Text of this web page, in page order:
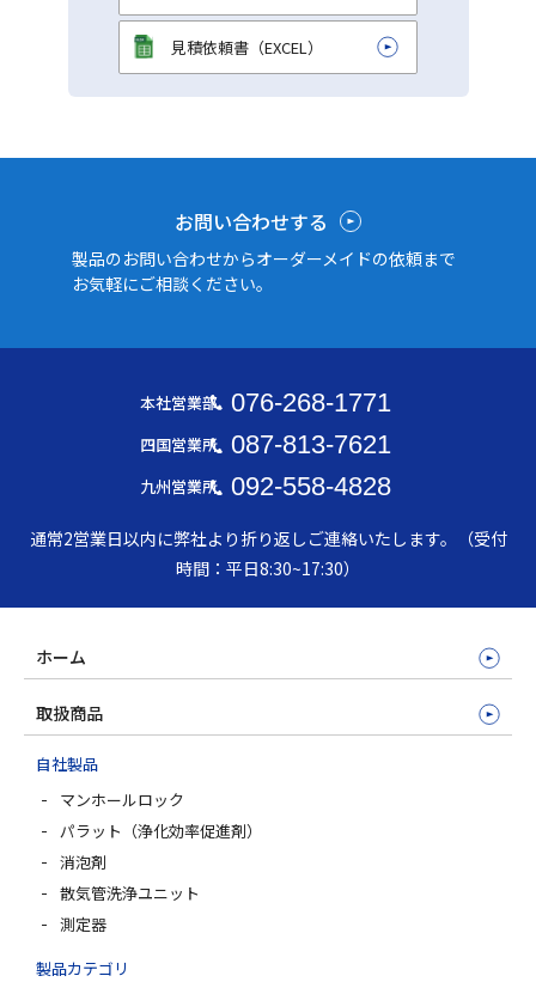
見積依頼書（EXCEL）
お問い合わせする
製品のお問い合わせからオーダーメイドの依頼まで
お気軽にご相談ください。
本社営業部 076-268-1771
四国営業所 087-813-7621
九州営業所 092-558-4828
通常2営業日以内に弊社より折り返しご連絡いたします。（受付
時間：平日8:30~17:30）
ホーム
取扱商品
自社製品
マンホールロック
パラット（浄化効率促進剤）
消泡剤
散気管洗浄ユニット
測定器
製品カテゴリ